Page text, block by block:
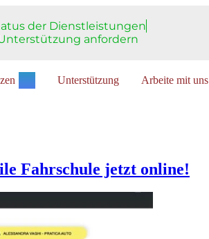
der Dienstleistungen
anfordern
Unterstützung Arbeite mit uns
Fahrschule jetzt online!